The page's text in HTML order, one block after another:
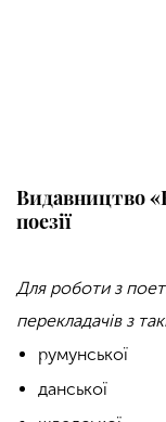
Видавництво
поезії
Для роботи з
перекладачів з
румунської
данської